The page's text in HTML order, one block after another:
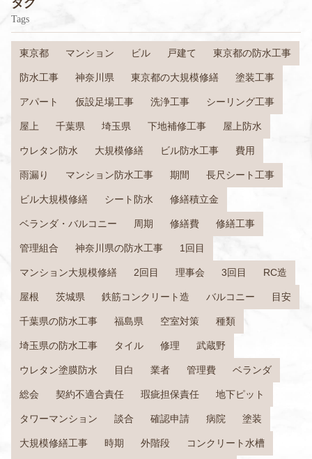
Tags
東京都 マンション ビル 戸建て 東京都の防水工事
防水工事 神奈川県 東京都の大規模修繕 塗装工事
アパート 仮設足場工事 洗浄工事 シーリング工事
屋上 千葉県 埼玉県 下地補修工事 屋上防水
ウレタン防水 大規模修繕 ビル防水工事 費用
雨漏り マンション防水工事 期間 長尺シート工事
ビル大規模修繕 シート防水 修繕積立金
ベランダ・バルコニー 周期 修繕費 修繕工事
管理組合 神奈川県の防水工事 1回目
マンション大規模修繕 2回目 理事会 3回目 RC造
屋根 茨城県 鉄筋コンクリート造 バルコニー 目安
千葉県の防水工事 福島県 空室対策 種類
埼玉県の防水工事 タイル 修理 武蔵野
ウレタン塗膜防水 目白 業者 管理費 ベランダ
総会 契約不適合責任 瑕疵担保責任 地下ピット
タワーマンション 談合 確認申請 病院 塗装
大規模修繕工事 時期 外階段 コンクリート水槽